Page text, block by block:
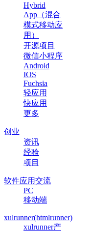
Hybrid
App（混合
模式移动应
用）
开源项目
微信小程序
Android
IOS
Fuchsia
轻应用
快应用
更多
创业
资讯
经验
项目
软件应用交流
PC
移动端
xulrunner(htmlrunner)
xulrunner产